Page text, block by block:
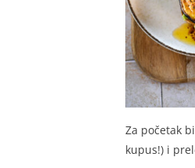
Za početak
kupus!) i